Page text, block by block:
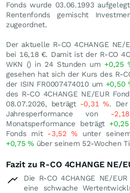
Fonds wurde 03.06.1993
Rentenfonds gemischt
zugeordnet.
Der aktuelle R-CO 4CHANGE NE/
bei 16,18 €. Damit ist der R-CO
WKN () in 24 Stunden um +0,25
gesehen hat sich der Kurs des R-
der ISIN FR0007474010 um +0,50
des R-CO 4CHANGE NE/EUR
08.07.2026, beträgt -0,31%. Der
Jahresperformance von -
Monatsperformance beträgt +0,25
Fonds mit -3,52% unter
+0,75%über seinem 52-Wochen
Fazit zu R-CO 4CHANGE NE/
Die R-CO 4CHANGE NE/
eine schwache